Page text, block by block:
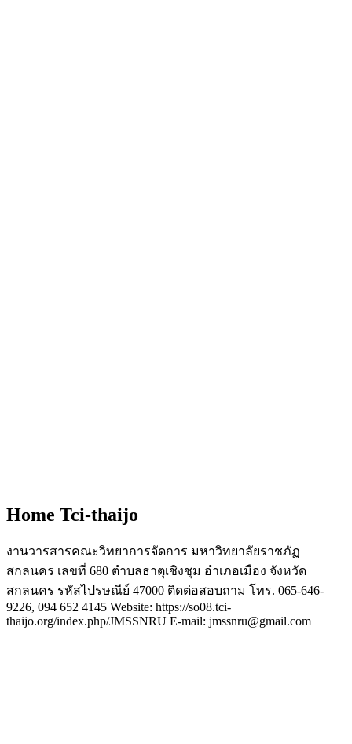
Home Tci-thaijo
งานวารสารคณะวิทยาการจัดการ มหาวิทยาลัยราชภัฏ
สกลนคร เลขที่ 680 ตำบลธาตุเชิงชุม อำเภอเมือง จังหวัด
สกลนคร รหัสไปรษณีย์ 47000 ติดต่อสอบถาม โทร. 065-646-
9226, 094 652 4145 Website: https://so08.tci-
thaijo.org/index.php/JMSSNRU E-mail: jmssnru@gmail.com